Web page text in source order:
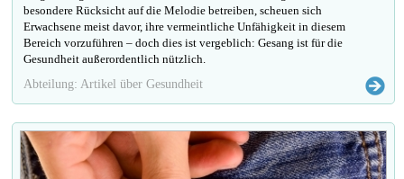
besondere Rücksicht auf die Melodie betreiben, scheuen sich
Erwachsene meist davor, ihre vermeintliche Unfähigkeit in diesem
Bereich vorzuführen – doch dies ist vergeblich: Gesang ist für die
Gesundheit außerordentlich nützlich.
Abteilung: Artikel über Gesundheit